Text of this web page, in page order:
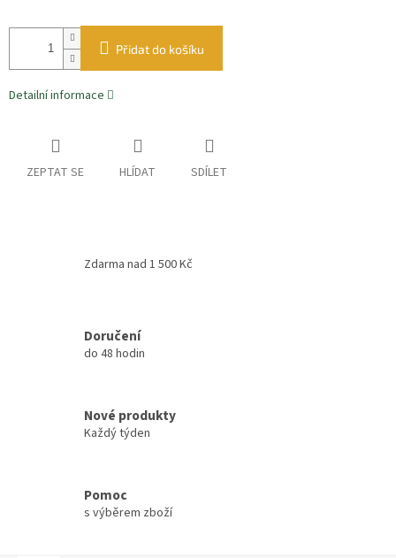
Přidat do košíku
Detailní informace
ZEPTAT SE HLÍDAT SDÍLET
Zdarma nad 1 500 Kč
Doručení
do 48 hodin
Nové produkty
Každý týden
Pomoc
s výběrem zboží